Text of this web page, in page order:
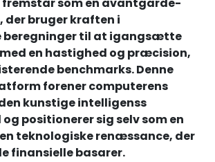
fremstår som en avantgarde-
der bruger kraften i
beregninger til at igangsætte
en hastighed og præcision,
benchmarks. Denne
forener computerens
kunstige intelligenss
positionerer sig selv som en
teknologiske renæssance, der
finansielle basarer.